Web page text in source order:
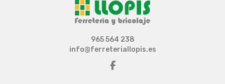
965 564 238
info@ferreteriallopis.es